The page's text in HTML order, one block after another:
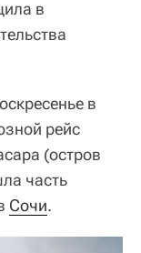
в
в
рейс
(остров
часть
Сочи.